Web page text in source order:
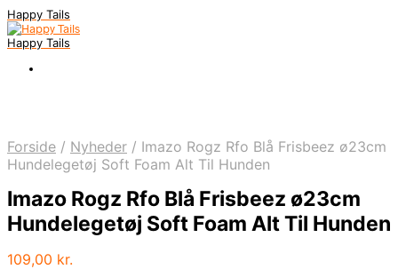
Happy Tails
Happy Tails
Forside / Nyheder / Imazo Rogz Rfo Blå Frisbeez ø23cm
Hundelegetøj Soft Foam Alt Til Hunden
Imazo Rogz Rfo Blå Frisbeez ø23cm
Hundelegetøj Soft Foam Alt Til Hunden
109,00 kr.